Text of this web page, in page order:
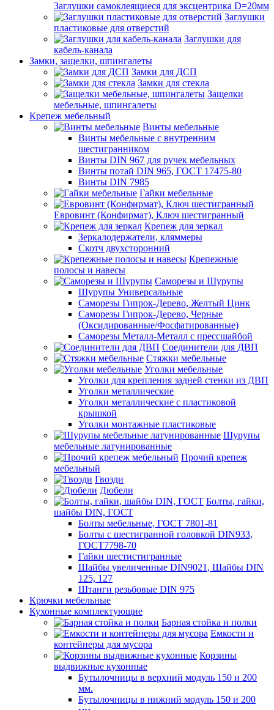
Заглушки самоклеящиеся для эксцентрика D=20мм
Заглушки
пластиковые для отверстий
Заглушки для
кабель-канала
Замки, защелки, шпингалеты
Замки для ДСП
Замки для стекла
Защелки
мебельные, шпингалеты
Крепеж мебельный
Винты мебельные
Винты мебельные с внутренним
шестигранником
Винты DIN 967 для ручек мебельных
Винты потай DIN 965, ГОСТ 17475-80
Винты DIN 7985
Гайки мебельные
Евровинт (Конфирмат), Ключ шестигранный
Крепеж для зеркал
Зеркалодержатели, кляммеры
Скотч двухсторонний
Крепежные
полосы и навесы
Саморезы и Шурупы
Шурупы Универсальные
Саморезы Гипрок-Дерево, Желтый Цинк
Саморезы Гипрок-Дерево, Черные
(Оксидированные/Фосфатированные)
Саморезы Металл-Металл с прессшайбой
Соединители для ДВП
Стяжки мебельные
Уголки мебельные
Уголки для крепления задней стенки из ДВП
Уголки металлические
Уголки металлические с пластиковой
крышкой
Уголки монтажные пластиковые
Шурупы
мебельные латунированные
Прочий крепеж
мебельный
Гвозди
Дюбели
Болты, гайки,
шайбы DIN, ГОСТ
Болты мебельные, ГОСТ 7801-81
Болты с шестигранной головкой DIN933,
ГОСТ7798-70
Гайки шестистигранные
Шайбы увеличенные DIN9021, Шайбы DIN
125, 127
Штанги резьбовые DIN 975
Крючки мебельные
Кухонные комплектующие
Барная стойка и полки
Емкости и
контейнеры для мусора
Корзины
выдвижные кухонные
Бутылочницы в верхний модуль 150 и 200
мм.
Бутылочницы в нижний модуль 150 и 200